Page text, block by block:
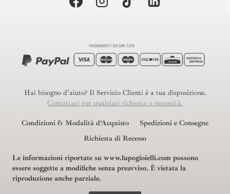
Hai bisogno d'aiuto? Il Servizio Clienti è a tua disposizione.
Contattaci per qualsiasi richiesta o necessità.
Condizioni & Modalità d’Acquisto
Spedizioni e Consegne
Richiesta di Recesso
Le informazioni riportate su www.lupogioielli.com possono
essere soggette a modifiche senza preavviso. È vietata la
riproduzione anche parziale.